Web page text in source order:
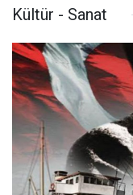
Kültür - Sanat